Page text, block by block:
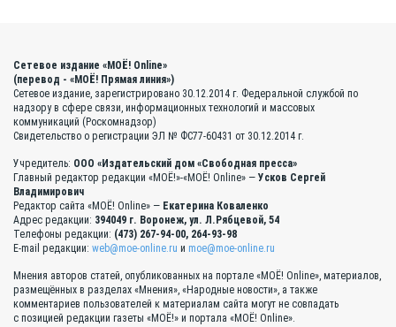
Сетевое издание «МОЁ! Online»
(перевод - «МОЁ! Прямая линия»)
Сетевое издание, зарегистрировано 30.12.2014 г. Федеральной службой по
надзору в сфере связи, информационных технологий и массовых
коммуникаций (Роскомнадзор)
Свидетельство о регистрации ЭЛ № ФС77-60431 от 30.12.2014 г.
Учредитель: ООО «Издательский дом «Свободная пресса»
Главный редактор редакции «МОЁ!»-«МОЁ! Online» — Усков Сергей
Владимирович
Редактор сайта «МОЁ! Online» — Екатерина Коваленко
Адрес редакции: 394049 г. Воронеж, ул. Л.Рябцевой, 54
Телефоны редакции: (473) 267-94-00, 264-93-98
E-mail редакции: web@moe-online.ru и moe@moe-online.ru
Мнения авторов статей, опубликованных на портале «МОЁ! Online», материалов,
размещённых в разделах «Мнения», «Народные новости», а также
комментариев пользователей к материалам сайта могут не совпадать
с позицией редакции газеты «МОЁ!» и портала «МОЁ! Online».